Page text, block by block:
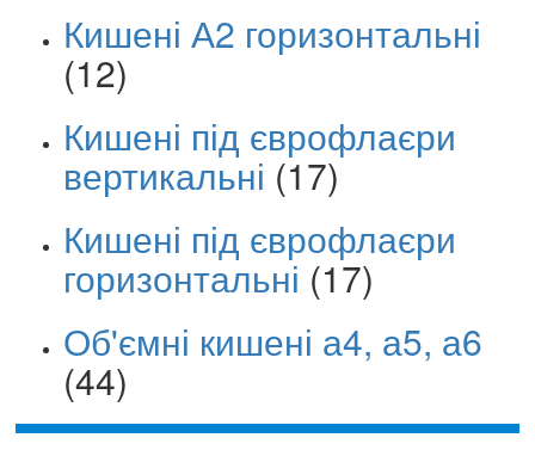
Кишені А2 горизонтальні
(12)
Кишені під єврофлаєри
вертикальні (17)
Кишені під єврофлаєри
горизонтальні (17)
Об'ємні кишені а4, а5, а6
(44)